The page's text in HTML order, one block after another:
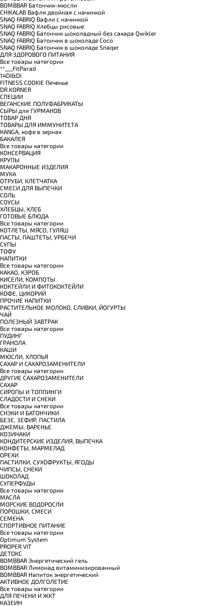
BOMBBAR Батончик-мюсли
CHIKALAB Вафля двойная с начинкой
SNAQ FABRIQ Вафли с начинкой
SNAQ FABRIQ Хлебцы рисовые
SNAQ FABRIQ Батончик шоколадный без сахара Qwikler
SNAQ FABRIQ Батончик в шоколаде Coco
SNAQ FABRIQ Батончик в шоколаде Snaqer
ДЛЯ ЗДОРОВОГО ПИТАНИЯ
Все товары категории
**___FitParad
14DI&DI
FITNESS COOKIE Печенье
DR.KORNER
СПЕЦИИ
ВЕГАНСКИЕ ПОЛУФАБРИКАТЫ
СЫРЫ для ГУРМАНОВ
TОВАР ДНЯ
TОВАРЫ ДЛЯ ИММУНИТЕТА
КANGA, кофе в зернах
БАКАЛЕЯ
Все товары категории
КОНСЕРВАЦИЯ
КРУПЫ
МАКАРОННЫЕ ИЗДЕЛИЯ
МУКА
ОТРУБИ, КЛЕТЧАТКА
СМЕСИ ДЛЯ ВЫПЕЧКИ
СОЛЬ
СОУСЫ
ХЛЕБЦЫ, ХЛЕБ
ГОТОВЫЕ БЛЮДА
Все товары категории
КОТЛЕТЫ, МЯСО, ГУЛЯШ
ПАСТЫ, ПАШТЕТЫ, УРБЕЧИ
СУПЫ
ТОФУ
НАПИТКИ
Все товары категории
КАКАО, КЭРОБ
КИСЕЛИ, КОМПОТЫ
КОКТЕЙЛИ И ФИТОКОКТЕЙЛИ
КОФЕ, ЦИКОРИЙ
ПРОЧИЕ НАПИТКИ
РАСТИТЕЛЬНОЕ МОЛОКО, СЛИВКИ, ЙОГУРТЫ
ЧАЙ
ПОЛЕЗНЫЙ ЗАВТРАК
Все товары категории
ПУДИНГ
ГРАНОЛА
КАШИ
МЮСЛИ, ХЛОПЬЯ
САХАР И САХАРОЗАМЕНИТЕЛИ
Все товары категории
ДРУГИЕ САХАРОЗАМЕНИТЕЛИ
САХАР
СИРОПЫ И ТОППИНГИ
СЛАДОСТИ И СНЕКИ
Все товары категории
СНЭКИ И БАТОНЧИКИ
БЕЗЕ, ЗЕФИР, ПАСТИЛА
ДЖЕМЫ, ВАРЕНЬЕ
КОЗИНАКИ
КОНДИТЕРСКИЕ ИЗДЕЛИЯ, ВЫПЕЧКА
КОНФЕТЫ, МАРМЕЛАД
ОРЕХИ
ПАСТИЛКИ, СУХОФРУКТЫ, ЯГОДЫ
ЧИПСЫ, СНЕКИ
ШОКОЛАД
СУПЕРФУДЫ
Все товары категории
МАСЛА
МОРСКИЕ ВОДОРОСЛИ
ПОРОШКИ, СМЕСИ
СЕМЕНА
СПОРТИВНОЕ ПИТАНИЕ
Все товары категории
Optimum System
PROPER VIT
ДЕТОКС
BOMBBAR Энергетический гель
BOMBBAR Лимонад витаминизированный
BOMBBAR Напиток энергетический
АКТИВНОЕ ДОЛГОЛЕТИЕ
Все товары категории
ДЛЯ ПЕЧЕНИ И ЖКТ
КАЗЕИН